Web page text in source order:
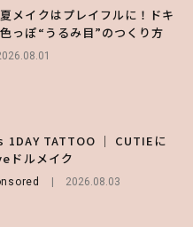
夏メイクはプレイフルに！ドキ
っぽ“うるみ目”のつくり方
1DAY TATTOO ｜ CUTIEに
ドルメイク
2026.08.03
定『My フルーツ³ フラペチー
ポ♡
ープの魅力＆素顔に迫る♡ 一
！【sweet web独占】
2026.08.03
るメニュー＆限定グッズを総
シャンプー「バティスト」
スタイリング3選